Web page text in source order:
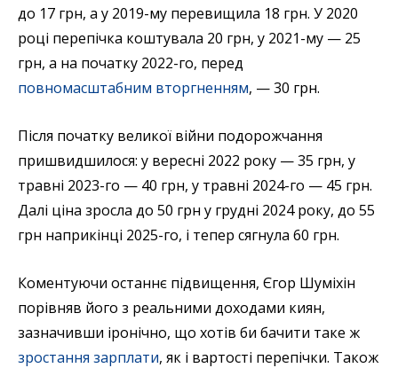
до 17 грн, а у 2019-му перевищила 18 грн. У 2020
році перепічка коштувала 20 грн, у 2021-му — 25
грн, а на початку 2022-го, перед
повномасштабним вторгненням, — 30 грн.
Після початку великої війни подорожчання
пришвидшилося: у вересні 2022 року — 35 грн, у
травні 2023-го — 40 грн, у травні 2024-го — 45 грн.
Далі ціна зросла до 50 грн у грудні 2024 року, до 55
грн наприкінці 2025-го, і тепер сягнула 60 грн.
Коментуючи останнє підвищення, Єгор Шуміхін
порівняв його з реальними доходами киян,
зазначивши іронічно, що хотів би бачити таке ж
зростання зарплати, як і вартості перепічки. Також